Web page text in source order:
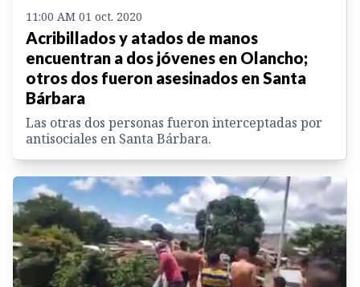
11:00 AM 01 oct. 2020
Acribillados y atados de manos
encuentran a dos jóvenes en Olancho;
otros dos fueron asesinados en Santa
Bárbara
Las otras dos personas fueron interceptadas por
antisociales en Santa Bárbara.